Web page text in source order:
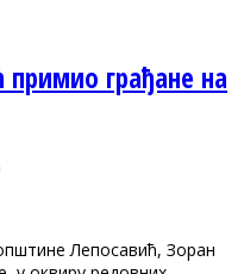
грађане на
Лепосавић, Зоран